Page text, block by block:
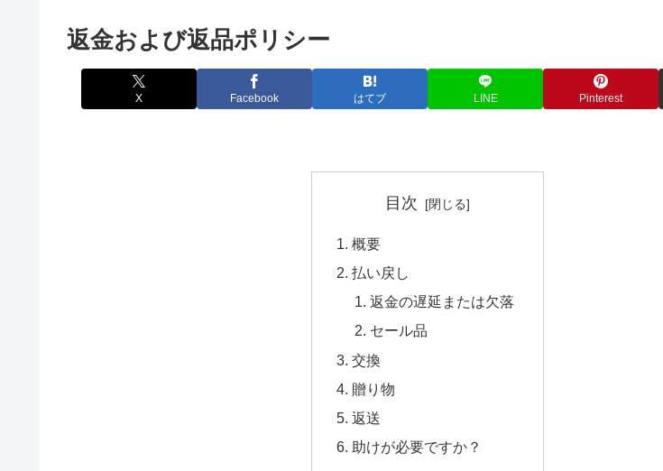
返金および返品ポリシー
X Facebook はてブ LINE Pinterest
目次
概要
払い戻し
返金の遅延または欠落
セール品
交換
贈り物
返送
助けが必要ですか？